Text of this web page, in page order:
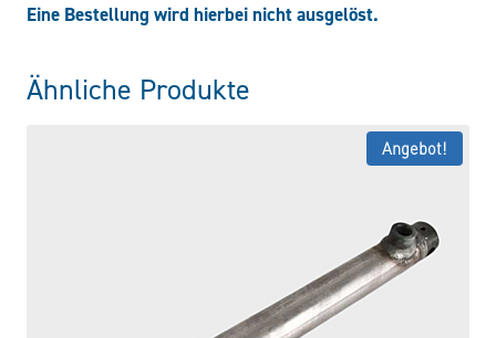
Eine Bestellung wird hierbei nicht ausgelöst.
Ähnliche Produkte
Angebot!